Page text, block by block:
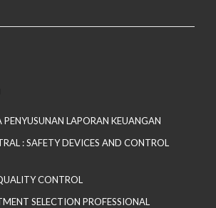
LAPORAN KEUANGAN
: SAFETY DEVICES AND CONTROL
CONTROL
SELECTION PROFESSIONAL